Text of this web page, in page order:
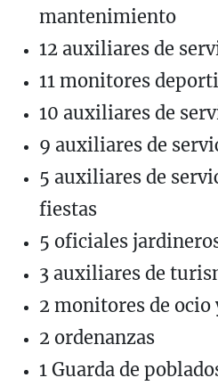
mantenimiento
12 auxiliares de
11 monitores
10 auxiliares de
9 auxiliares de
5 auxiliares de
fiestas
5 oficiales
3 auxiliares de
2 monitores de
2 ordenanzas
1 Guarda de